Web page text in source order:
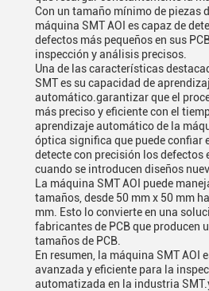
Con un tamaño mínimo de piezas
máquina SMT AOI es capaz de
defectos más pequeños en sus
inspección y análisis precisos.
Una de las características
SMT es su capacidad de
automático.garantizar que el
más preciso y eficiente con el
aprendizaje automático de la
óptica significa que puede confiar
detecte con precisión los defectos
cuando se introducen diseños
La máquina SMT AOI puede
tamaños, desde 50 mm x 50 mm
mm. Esto lo convierte en una
fabricantes de PCB que producen
tamaños de PCB.
En resumen, la máquina SMT AOI
avanzada y eficiente para la
automatizada en la industria